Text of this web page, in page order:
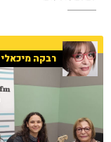
רבקה מיכאלי